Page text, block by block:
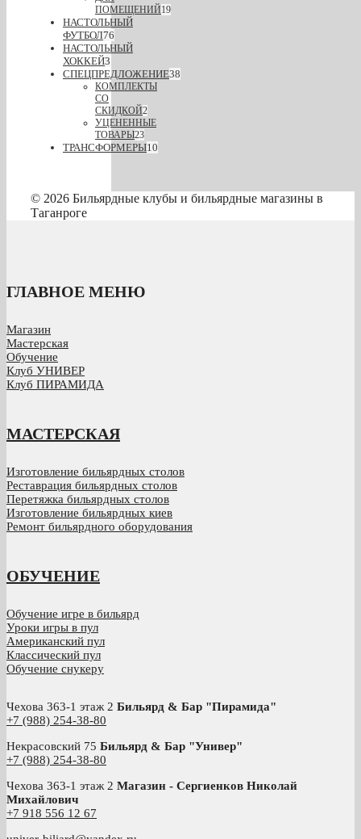
ПОМЕЩЕНИЙ19
НАСТОЛЬНЫЙ
ФУТБОЛ76
НАСТОЛЬНЫЙ
ХОККЕЙ3
СПЕЦПРЕДЛОЖЕНИЕ38
КОМПЛЕКТЫ
СО
СКИДКОЙ2
УЦЕНЕННЫЕ
ТОВАРЫ23
ТРАНСФОРМЕРЫ10
© 2026 Бильярдные клубы и бильярдные магазины в
Таганроге
ГЛАВНОЕ МЕНЮ
Магазин
Мастерская
Обучение
Клуб УНИВЕР
Клуб ПИРАМИДА
МАСТЕРСКАЯ
Изготовление бильярдных столов
Реставрация бильярдных столов
Перетяжка бильярдных столов
Изготовление бильярдных киев
Ремонт бильярдного оборудования
ОБУЧЕНИЕ
Обучение игре в бильярд
Уроки игры в пул
Американский пул
Классический пул
Обучение снукеру
Чехова 363-1 этаж 2 Бильярд & Бар "Пирамида"
+7 (988) 254-38-80
Некрасовский 75 Бильярд & Бар "Универ"
+7 (988) 254-38-80
Чехова 363-1 этаж 2 Магазин - Сергиенков Николай
Михайлович
+7 918 556 12 67